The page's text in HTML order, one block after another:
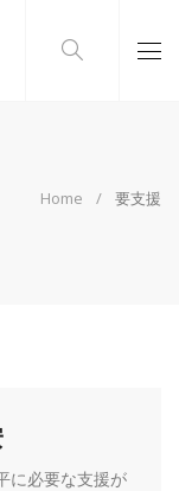
Home 要支援
に必要な支援が